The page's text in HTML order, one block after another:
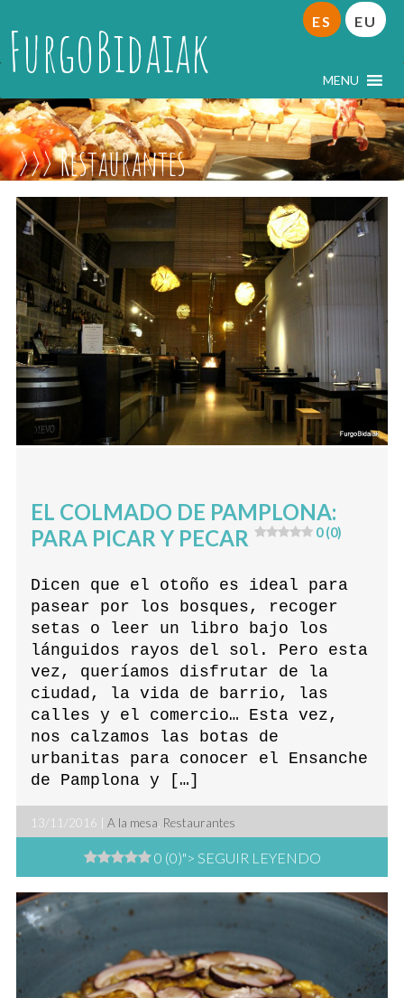
FurgoBidaiak MENU
ES EU
Restaurantes
EL COLMADO DE PAMPLONA:
PARA PICAR Y PECAR
0 (0)
Dicen que el otoño es ideal para
pasear por los bosques, recoger
setas o leer un libro bajo los
lánguidos rayos del sol. Pero esta
vez, queríamos disfrutar de la
ciudad, la vida de barrio, las
calles y el comercio… Esta vez,
nos calzamos las botas de
urbanitas para conocer el Ensanche
de Pamplona y […]
13/11/2016 |A la mesa, Restaurantes
0 (0)"> SEGUIR LEYENDO